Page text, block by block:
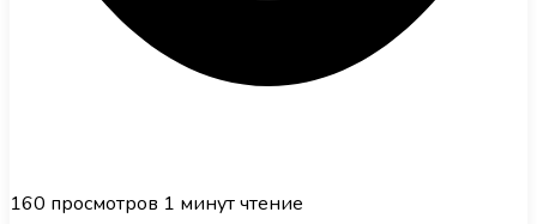
160 просмотров 1 минут чтение